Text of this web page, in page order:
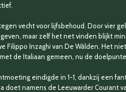
vecht voor lijfsbehoud. Door vier
maar zelf het net vinden blijkt
Filippo Inzaghi van De Wâlden. Het
de Italiaan gemeen, nu de
eindigde in 1-1, dankzij een
doet namens de Leeuwarder Courant